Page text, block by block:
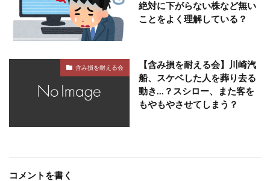
絶対に下がらない株など無い
ことをよく理解している？
含み損を耐える会
【含み損を耐える会】川崎汽
船、スケベした人を葬り去る
動き…？スシロー、また客を
もやもやさせてしまう？
コメントを書く